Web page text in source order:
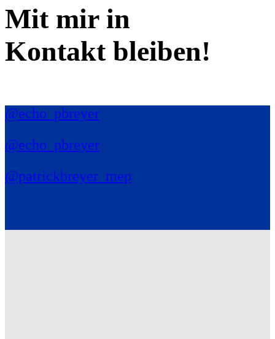
Mit mir in
Kontakt bleiben!
@echo_pbreyer
@echo_pbreyer
@patrickbreyer_mep